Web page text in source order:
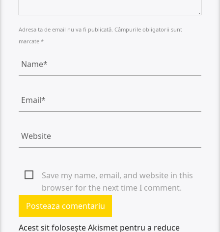
Adresa ta de email nu va fi publicată. Câmpurile obligatorii sunt
marcate *
Save my name, email, and website in this
browser for the next time I comment.
Acest sit folosește Akismet pentru a reduce